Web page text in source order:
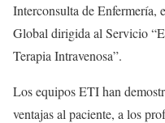
Interconsulta de Enfermería,
Global dirigida al Servicio
Terapia Intravenosa”.
Los equipos ETI han
ventajas al paciente, a los